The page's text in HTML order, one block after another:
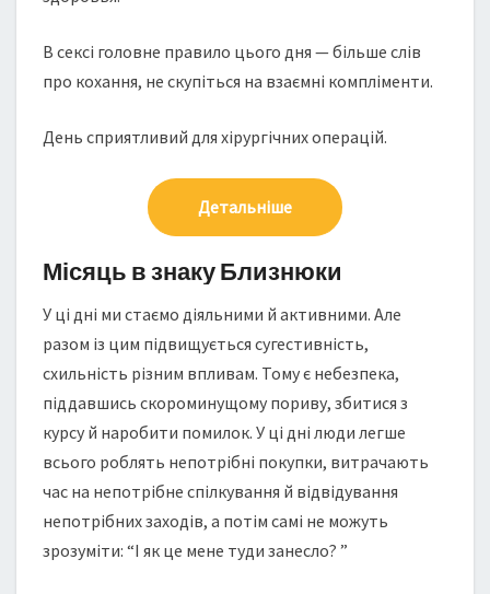
В сексі головне правило цього дня — більше слів
про кохання, не скупіться на взаємні компліменти.
День сприятливий для хірургічних операцій.
Детальніше
Місяць в знаку Близнюки
У ці дні ми стаємо діяльними й активними. Але
разом із цим підвищується сугестивність,
схильність різним впливам. Тому є небезпека,
піддавшись скороминущому пориву, збитися з
курсу й наробити помилок. У ці дні люди легше
всього роблять непотрібні покупки, витрачають
час на непотрібне спілкування й відвідування
непотрібних заходів, а потім самі не можуть
зрозуміти: “І як це мене туди занесло? ”